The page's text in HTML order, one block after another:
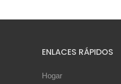
ENLACES RÁPIDOS
Hogar